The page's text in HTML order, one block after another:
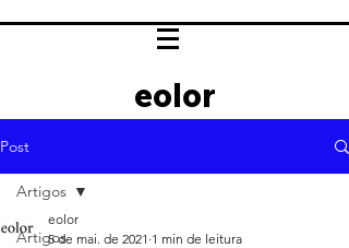
eolor
Post
Artigos
Artigos
eolor
5 de mai. de 2021 1 min de leitura